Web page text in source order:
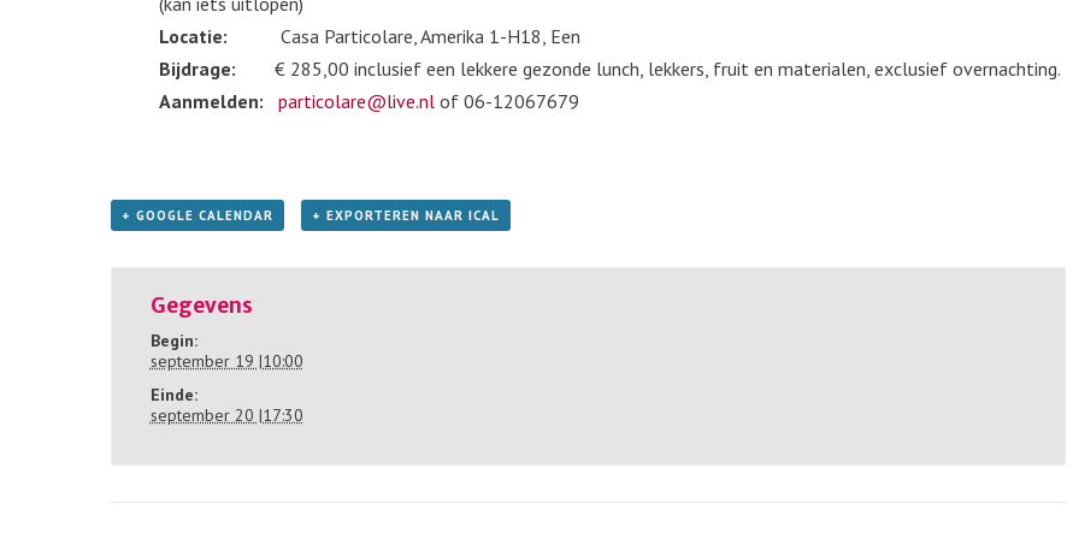
Locatie: Casa Particolare, Amerika 1-H18, Een
Bijdrage:
€ 285,00 inclusief een lekkere gezonde lunch, lekkers, fruit en materialen, exclusief overnachting.
Aanmelden:
particolare@live.nl of 06-12067679
+ GOOGLE CALENDAR + EXPORTEREN NAAR ICAL
Gegevens
Begin:
september 19 |10:00
Einde:
september 20 |17:30